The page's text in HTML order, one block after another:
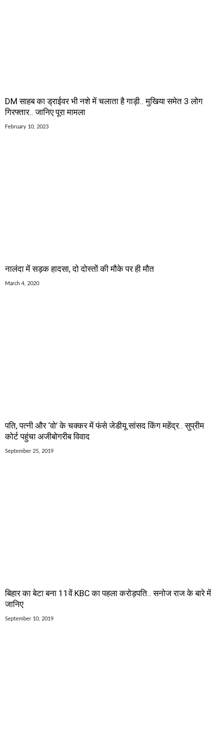
DM साहब का ड्राईवर भी नशे में चलाता है गाड़ी.. मुखिया समेत 3 लोग
गिरफ्तार.. जानिए पूरा मामला
February 10, 2023
नालंदा में सड़क हादसा, दो दोस्तों की मौके पर ही मौत
March 4, 2020
पति, पत्नी और ‘वो’ के चक्कर में फंसे जेडीयू सांसद किंग महेंद्र.. सुप्रीम
कोर्ट पहुंचा अजीबोगरीब विवाद
September 25, 2019
बिहार का बेटा बना 11वें KBC का पहला करोड़पति.. सनोज राज के बारे में
जानिए
September 10, 2019